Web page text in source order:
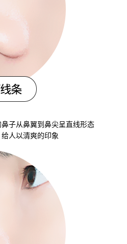
子从鼻翼到鼻尖呈直线形态
人以清爽的印象